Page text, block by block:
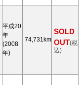
平成20
年
(2008
年)
74,731km
SOLD
OUT(税
込)